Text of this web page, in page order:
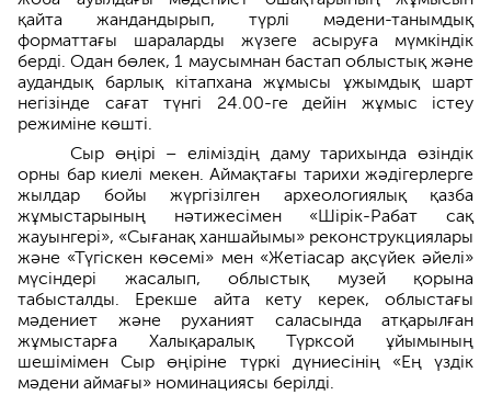
қайта жандандырып, түрлі мәдени-танымдық
форматтағы шараларды жүзеге асыруға мүмкіндік
берді. Одан бөлек, 1 маусымнан бастап облыстық және
аудандық барлық кітапхана жұмысы ұжымдық шарт
негізінде сағат түнгі 24.00-ге дейін жұмыс істеу
режиміне көшті.
Сыр өңірі – еліміздің даму тарихында өзіндік
орны бар киелі мекен. Аймақтағы тарихи жәдігерлерге
жылдар бойы жүргізілген археологиялық қазба
жұмыстарының нәтижесімен «Шірік-Рабат сақ
жауынгері», «Сығанақ ханшайымы» реконструкциялары
және «Түгіскен көсемі» мен «Жетіасар ақсүйек әйелі»
мүсіндері жасалып, облыстық музей қорына
табысталды. Ерекше айта кету керек, облыстағы
мәдениет және руханият саласында атқарылған
жұмыстарға Халықаралық Түрксой ұйымының
шешімімен Сыр өңіріне түркі дүниесінің «Ең үздік
мәдени аймағы» номинациясы берілді.